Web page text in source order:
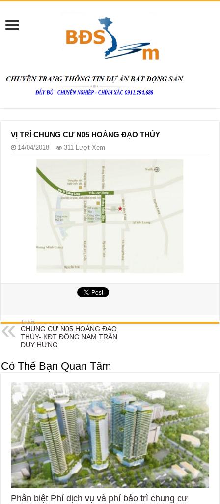
VỊ TRÍ CHUNG CƯ N05 HOÀNG ĐẠO THÚY
14/04/2018 311 Lượt Xem
Trước
CHUNG CƯ N05 HOÀNG ĐẠO
THÚY- KĐT ĐÔNG NAM TRẦN
DUY HƯNG
Có Thể Bạn Quan Tâm
Phân biệt Phí dịch vụ và phí bảo trì chung cư